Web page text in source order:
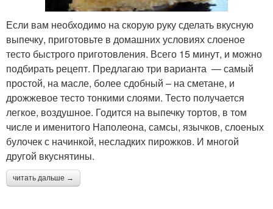
Если вам необходимо на скорую руку сделать вкусную
выпечку, приготовьте в домашних условиях слоеное
тесто быстрого приготовления. Всего 15 минут, и можно
подбирать рецепт. Предлагаю три варианта — самый
простой, на масле, более сдобный – на сметане, и
дрожжевое тесто тонкими слоями. Тесто получается
легкое, воздушное. Годится на выпечку тортов, в том
числе и именитого Наполеона, самсы, язычков, слоеных
булочек с начинкой, несладких пирожков. И многой
другой вкуснятины.
читать дальше →